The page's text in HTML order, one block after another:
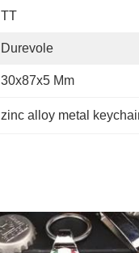
TT
Durevole
30x87x5 Mm
zinc alloy metal